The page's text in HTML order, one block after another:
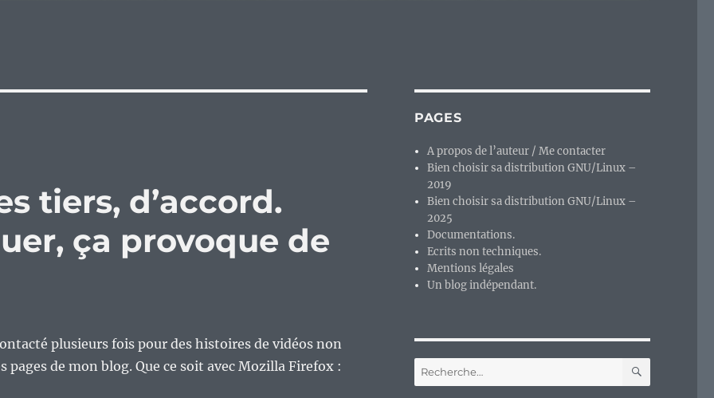
tiers, d’accord.
ça provoque de
plusieurs fois pour des histoires de vidéos non
pages de mon blog. Que ce soit avec Mozilla Firefox :
PAGES
A propos de l’auteur / Me contacter
Bien choisir sa distribution GNU/Linux –
2019
Bien choisir sa distribution GNU/Linux –
2025
Documentations.
Ecrits non techniques.
Mentions légales
Un blog indépendant.
Recherche
pour :